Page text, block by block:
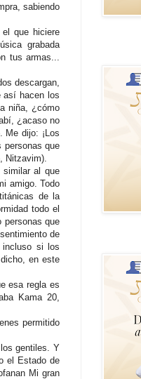
sabiendo
que hiciere
grabada
tus armas...
descargan,
así hacen los
niña, ¿cómo
¿acaso no
Me dijo: ¡Los
personas que
Nitzavim).
al que
amigo. Todo
de la
todo el
personas que
de
incluso si los
en este
esa regla es
Kama 20,
permitido
gentiles. Y
el Estado de
Mi gran